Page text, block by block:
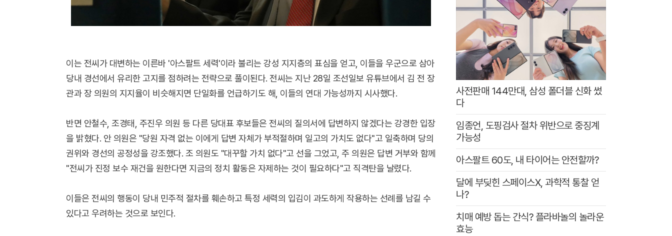
이는 전씨가 대변하는 이른바 '아스팔트 세력'이라 불리는 강성 지지층의 표심을 얻고, 이들을 우군으로 삼아
당내 경선에서 유리한 고지를 점하려는 전략으로 풀이된다. 전씨는 지난 28일 조선일보 유튜브에서 김 전 장
관과 장 의원의 지지율이 비슷해지면 단일화를 언급하기도 해, 이들의 연대 가능성까지 시사했다.
반면 안철수, 조경태, 주진우 의원 등 다른 당대표 후보들은 전씨의 질의서에 답변하지 않겠다는 강경한 입장
을 밝혔다. 안 의원은 "당원 자격 없는 이에게 답변 자체가 부적절하며 일고의 가치도 없다"고 일축하며 당의
권위와 경선의 공정성을 강조했다. 조 의원도 "대꾸할 가치 없다"고 선을 그었고, 주 의원은 답변 거부와 함께
"전씨가 진정 보수 재건을 원한다면 지금의 정치 활동은 자제하는 것이 필요하다"고 직격탄을 날렸다.
이들은 전씨의 행동이 당내 민주적 절차를 훼손하고 특정 세력의 입김이 과도하게 작용하는 선례를 남길 수
있다고 우려하는 것으로 보인다.
근
냉
철
하
고
지
인
이
미
지
로
국
민
사전판매 144만대, 삼성 폴더블 신화 썼
다
임종언, 도핑검사 절차 위반으로 중징계
가능성
아스팔트 60도, 내 타이어는 안전할까?
달에 부딪힌 스페이스X, 과학적 통찰 얻
나?
치매 예방 돕는 간식? 플라바놀의 놀라운
효능